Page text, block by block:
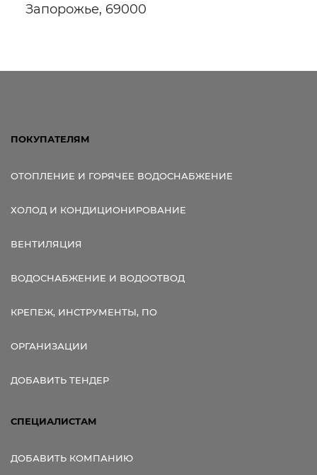
Запорожье, 69000
ПОКУПАТЕЛЯМ
ОТОПЛЕНИЕ И ГОРЯЧЕЕ ВОДОСНАБЖЕНИЕ
ХОЛОД И КОНДИЦИОНИРОВАНИЕ
ВЕНТИЛЯЦИЯ
ВОДОСНАБЖЕНИЕ И ВОДООТВОД
КРЕПЕЖ, ИНСТРУМЕНТЫ, ПО
ОРГАНИЗАЦИИ
ДОБАВИТЬ ТЕНДЕР
СПЕЦИАЛИСТАМ
ДОБАВИТЬ КОМПАНИЮ